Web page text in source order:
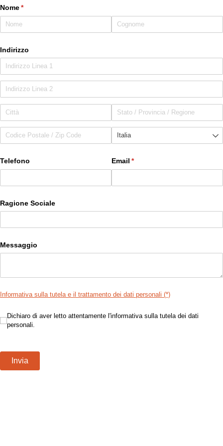
Nome*
(richiesto)
Indirizzo
Telefono Email *
(richiesto)
Ragione Sociale
Messaggio
Informativa sulla tutela e il trattamento dei dati personali (*)
Dichiaro di aver letto attentamente l'informativa sulla tutela dei
Dichiaro di aver letto attentamente l'informativa sulla tutela dei dati
personali.
Invia